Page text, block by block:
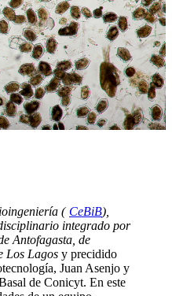
( CeBiB),
integrado por
Antofagasta, de
Los Lagos y precidido
Juan Asenjo y
de Conicyt. En este